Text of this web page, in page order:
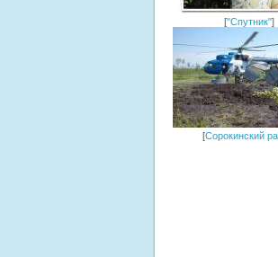
["Спутник"]
[Сорокинский